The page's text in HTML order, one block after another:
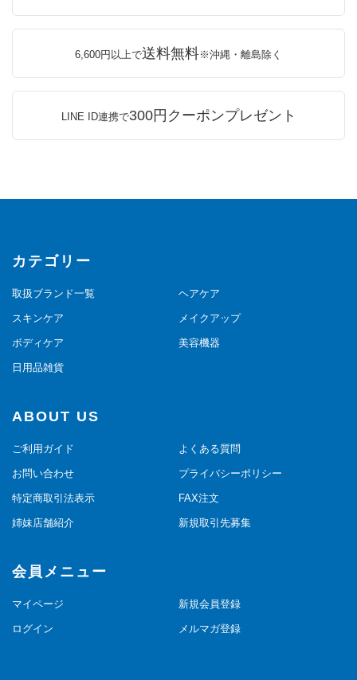
6,600円以上で送料無料※沖縄・離島除く
LINE ID連携で300円クーポンプレゼント
カテゴリー
取扱ブランド一覧 ヘアケア
スキンケア メイクアップ
ボディケア 美容機器
日用品雑貨
ABOUT US
ご利用ガイド よくある質問
お問い合わせ プライバシーポリシー
特定商取引法表示 FAX注文
姉妹店舗紹介 新規取引先募集
会員メニュー
マイページ 新規会員登録
ログイン メルマガ登録